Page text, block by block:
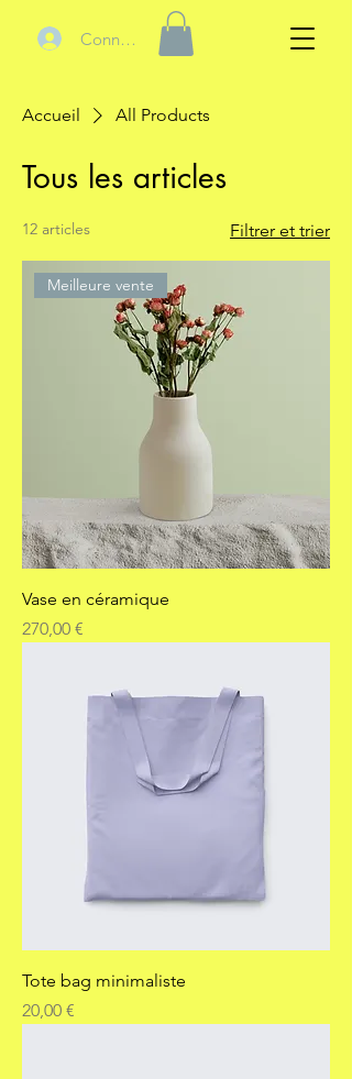
Connexion
Accueil All Products
Tous les articles
12 articles Filtrer et trier
Meilleure vente
Vase en céramique
Prix
270,00 €
Tote bag minimaliste
Prix
20,00 €